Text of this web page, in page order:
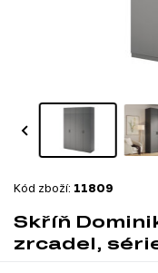
Kód zboží: 11809
Skříň
zrcadel,